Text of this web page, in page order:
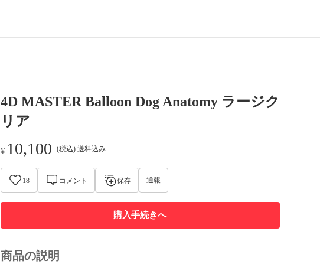
4D MASTER Balloon Dog Anatomy ラージク
リア
¥ 10,100 (税込) 送料込み
18 コメント 保存 通報
購入手続きへ
商品の説明